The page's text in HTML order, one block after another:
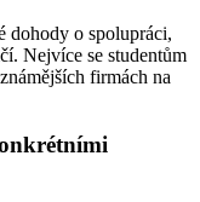
dohody o spolupráci,
Nejvíce se studentům
firmách na